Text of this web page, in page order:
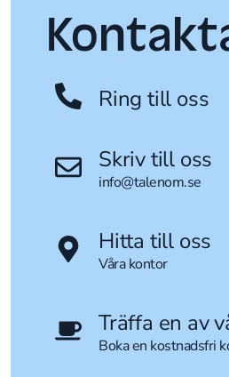
Ring till oss
Skriv till oss
info@talenom.se
Hitta till oss
Våra kontor
Träffa en av
Boka en kostnadsfri